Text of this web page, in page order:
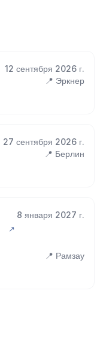
12 сентября 2026 г.
📍 Эркнер
27 сентября 2026 г.
📍 Берлин
8 января 2027 г.
📍 Рамзау